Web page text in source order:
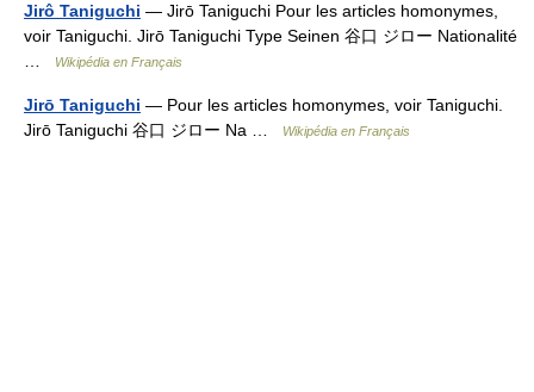
Jirô Taniguchi — Jirō Taniguchi Pour les articles homonymes,
voir Taniguchi. Jirō Taniguchi Type Seinen 谷口 ジロー Nationalité
Wikipédia en Français
Jirō Taniguchi — Pour les articles homonymes, voir Taniguchi.
Jirō Taniguchi 谷口 ジロー Na …
Wikipédia en Français